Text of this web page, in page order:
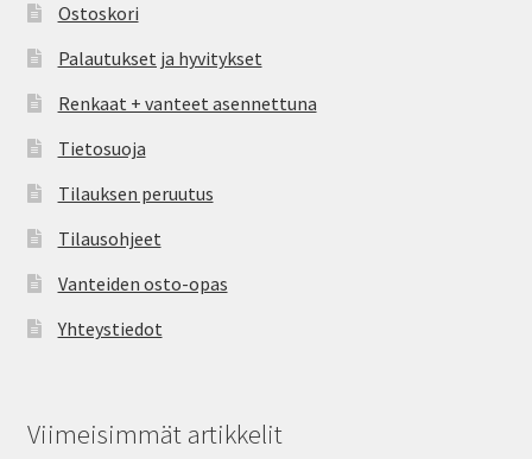
Ostoskori
Palautukset ja hyvitykset
Renkaat + vanteet asennettuna
Tietosuoja
Tilauksen peruutus
Tilausohjeet
Vanteiden osto-opas
Yhteystiedot
Viimeisimmät artikkelit